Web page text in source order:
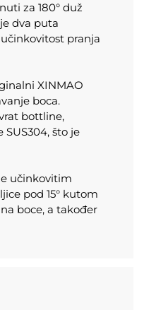
za 180° duž
dva puta
pranja
XINMAO
boca.
bottline,
što je
učinkovitim
pod 15° kutom
boce, a također